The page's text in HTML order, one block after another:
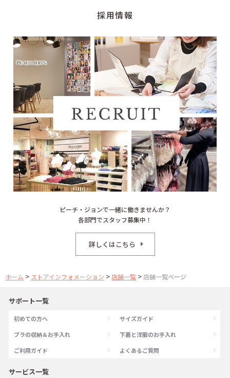
採用情報
ピーチ・ジョンで一緒に働きませんか？
各部門でスタッフ募集中！
詳しくはこちら
ホーム > ストアインフォメーション > 店舗一覧 > 店舗一覧ページ
サポート一覧
初めての方へ
サイズガイド
ブラの収納＆お手入れ
下着と洋服のお手入れ
ご利用ガイド
よくあるご質問
サービス一覧